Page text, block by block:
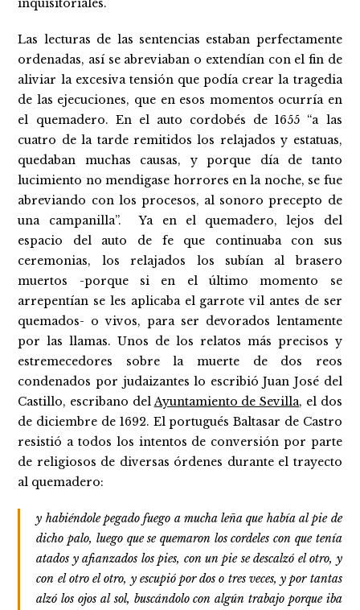
inquisitoriales.
Las lecturas de las sentencias estaban perfectamente
ordenadas, así se abreviaban o extendían con el fin de
aliviar la excesiva tensión que podía crear la tragedia
de las ejecuciones, que en esos momentos ocurría en
el quemadero. En el auto cordobés de 1655 “a las
cuatro de la tarde remitidos los relajados y estatuas,
quedaban muchas causas, y porque día de tanto
lucimiento no mendigase horrores en la noche, se fue
abreviando con los procesos, al sonoro precepto de
una campanilla”. Ya en el quemadero, lejos del
espacio del auto de fe que continuaba con sus
ceremonias, los relajados los subían al brasero
muertos -porque si en el último momento se
arrepentían se les aplicaba el garrote vil antes de ser
quemados- o vivos, para ser devorados lentamente
por las llamas. Unos de los relatos más precisos y
estremecedores sobre la muerte de dos reos
condenados por judaizantes lo escribió Juan José del
Castillo, escribano delAyuntamiento de Sevilla, el dos
de diciembre de 1692. El portugués Baltasar de Castro
resistió a todos los intentos de conversión por parte
de religiosos de diversas órdenes durante el trayecto
al quemadero:
y habiéndole pegado fuego a mucha leña que había al pie de
dicho palo, luego que se quemaron los cordeles con que tenía
atados y afianzados los pies, con un pie se descalzó el otro, y
con el otro el otro, y escupió por dos o tres veces, y por tantas
alzó los ojos al sol, buscándolo con algún trabajo porque iba